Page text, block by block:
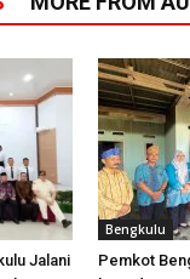
Jalani
Bengkulu
Pemkot